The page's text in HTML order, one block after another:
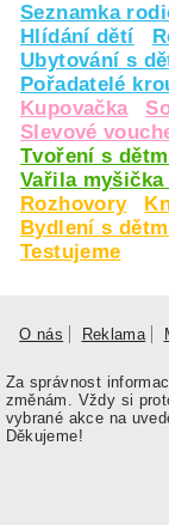
Seznamka
Hlídání dětí
Ubytování s
Pořadatelé
Kupovačka
Slevové
Tvoření s
Vařila
Rozhovory
Bydlení s
Testujeme
O nás Reklama
Za správnost
změnám. Vždy si
vybrané akce na
Děkujeme!